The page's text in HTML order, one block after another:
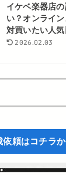
イケベ楽器店
い？オンライ
対買いたい人
2026.02.03
頼はコチラ